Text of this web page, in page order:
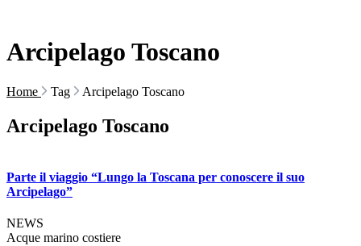
Arcipelago Toscano
Home Tag Arcipelago Toscano
Arcipelago Toscano
Parte il viaggio “Lungo la Toscana per conoscere il suo
Arcipelago”
NEWS
Acque marino costiere